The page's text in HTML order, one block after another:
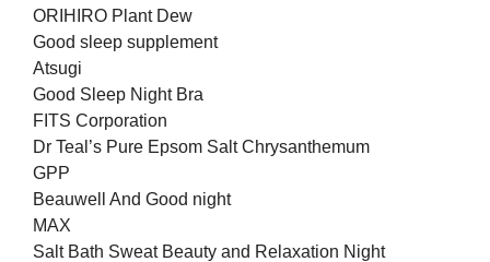
ORIHIRO Plant Dew
Good sleep supplement
Atsugi
Good Sleep Night Bra
FITS Corporation
Dr Teal’s Pure Epsom Salt Chrysanthemum
GPP
Beauwell And Good night
MAX
Salt Bath Sweat Beauty and Relaxation Night